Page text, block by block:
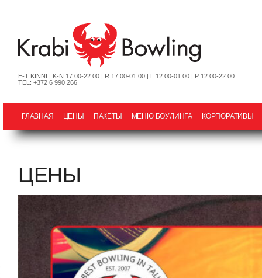
E-T KINNI | K-N 17:00-22:00 | R 17:00-01:00 | L 12:00-01:00 | P 12:00-22:00
TEL: +372 6 990 266
ГЛАВНАЯ ЦЕНЫ ПАКЕТЫ МЕНЮ БОУЛИНГА КОРПОРАТИВЫ
ЦЕНЫ